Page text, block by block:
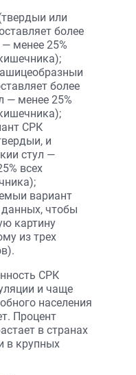
или
более
менее 25%
более
— менее 25%
СРК
и
стул —
всех
вариант
чтобы
картину
из трех
СРК
и чаще
населения
Процент
в странах
в крупных